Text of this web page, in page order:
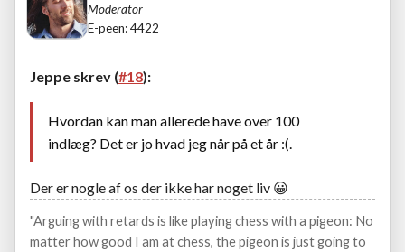
Moderator
E-peen: 4422
Jeppe skrev (#18):
Hvordan kan man allerede have over 100
indlæg? Det er jo hvad jeg når på et år :(.
Der er nogle af os der ikke har noget liv 😀
"Arguing with retards is like playing chess with a pigeon: No
matter how good I am at chess, the pigeon is just going to